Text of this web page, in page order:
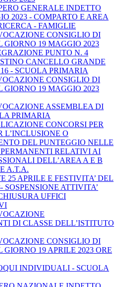
GENERALE INDETTO
2023 - COMPARTO E AREA
- FAMIGLIE
CONSIGLIO DI
GIORNO 19 MAGGIO 2023
PUNTO N. 4
CANCELLO GRANDE
- SCUOLA PRIMARIA
CONSIGLIO DI
GIORNO 19 MAGGIO 2023
ASSEMBLEA DI
PRIMARIA
CONCORSI PER
L’INCLUSIONE O
DEL PUNTEGGIO NELLE
RELATIVI AI
DELL’AREA A E B
A.T.A.
25 APRILE E FESTIVITA’ DEL
SOSPENSIONE ATTIVITA’
UFFICI
DI CLASSE DELL’ISTITUTO
CONSIGLIO DI
GIORNO 19 APRILE 2023 ORE
INDIVIDUALI - SCUOLA